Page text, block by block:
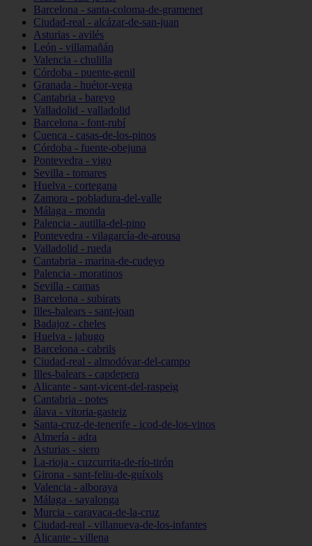
Barcelona - santa-coloma-de-gramenet
Ciudad-real - alcázar-de-san-juan
Asturias - avilés
León - villamañán
Valencia - chulilla
Córdoba - puente-genil
Granada - huétor-vega
Cantabria - bareyo
Valladolid - valladolid
Barcelona - font-rubí
Cuenca - casas-de-los-pinos
Córdoba - fuente-obejuna
Pontevedra - vigo
Sevilla - tomares
Huelva - cortegana
Zamora - pobladura-del-valle
Málaga - monda
Palencia - autilla-del-pino
Pontevedra - vilagarcía-de-arousa
Valladolid - rueda
Cantabria - marina-de-cudeyo
Palencia - moratinos
Sevilla - camas
Barcelona - subirats
Illes-balears - sant-joan
Badajoz - cheles
Huelva - jabugo
Barcelona - cabrils
Ciudad-real - almodóvar-del-campo
Illes-balears - capdepera
Alicante - sant-vicent-del-raspeig
Cantabria - potes
álava - vitoria-gasteiz
Santa-cruz-de-tenerife - icod-de-los-vinos
Almería - adra
Asturias - siero
La-rioja - cuzcurrita-de-río-tirón
Girona - sant-feliu-de-guíxols
Valencia - alboraya
Málaga - sayalonga
Murcia - caravaca-de-la-cruz
Ciudad-real - villanueva-de-los-infantes
Alicante - villena